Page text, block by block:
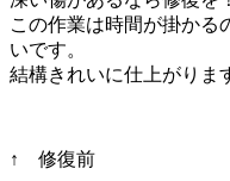
この作業は時間が掛かる
いです。
結構きれいに仕上がりま
↑ 修復前